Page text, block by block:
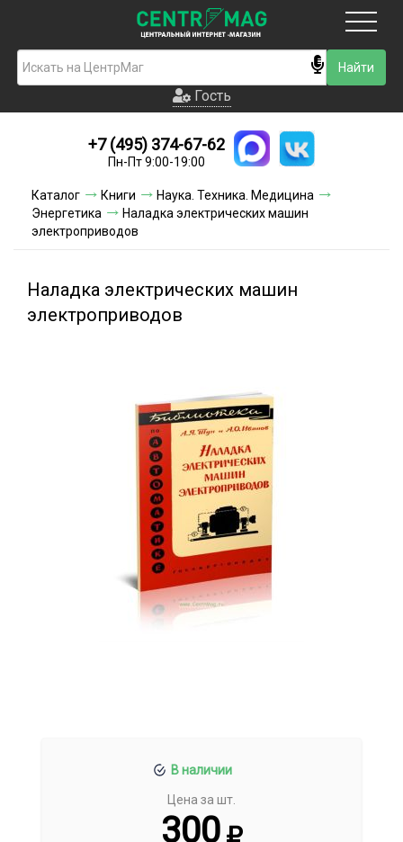
Гость
Новинки
Условия доставки
Гость
+7 (495) 374-67-62
Пн-Пт 9:00-19:00
Каталог Книги
Наука. Техника. Медицина
Энергетика
Наладка электрических машин
электроприводов
Наладка электрических машин
электроприводов
В наличии
Цена за шт.
300